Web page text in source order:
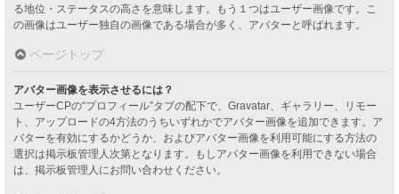
る地位・ステータスの高さを意味します。もう１つはユーザー画像です。こ
の画像はユーザー独自の画像である場合が多く、アバターと呼ばれます。
ページトップ
アバター画像を表示させるには？
ユーザーCPの“プロフィール”タブの配下で、Gravatar、ギャラリー、リモー
ト、アップロードの4方法のうちいずれかでアバター画像を追加できます。ア
バターを有効にするかどうか、およびアバター画像を利用可能にする方法の
選択は掲示板管理人次第となります。もしアバター画像を利用できない場合
は、掲示板管理人にお問い合わせください。